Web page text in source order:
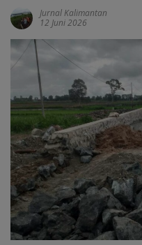
Jurnal Kalimantan
12 Juni 2026